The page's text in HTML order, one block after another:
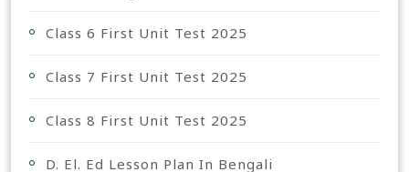
Class 6 First Unit Test 2025
Class 7 First Unit Test 2025
Class 8 First Unit Test 2025
D. El. Ed Lesson Plan In Bengali